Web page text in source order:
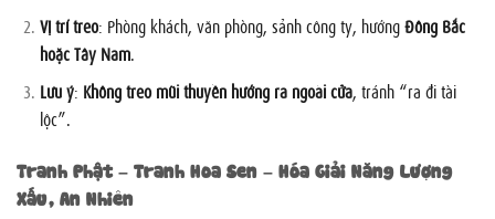
Vị trí treo: Phòng khách, văn phòng, sảnh công ty, hướngĐông Bắc
hoặc Tây Nam.
Lưu ý: Không treo mũi thuyền hướng ra ngoài cửa, tránh “ra đi tài
lộc”.
Tranh Phật – Tranh Hoa Sen – Hóa Giải Năng Lượng
Xấu, An Nhiên